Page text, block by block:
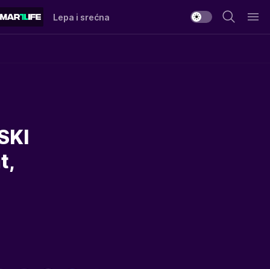
Lepa i srećna